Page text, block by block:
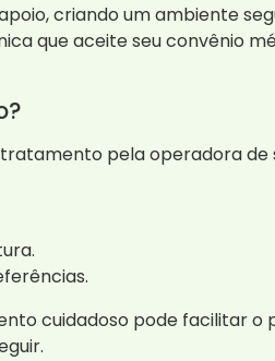
criando um ambiente
que aceite seu convênio
pela operadora de
cuidadoso pode facilitar o